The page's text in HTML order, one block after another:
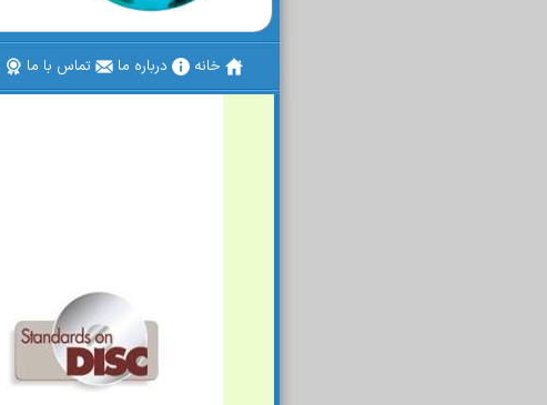
خانه درباره ما تماس با ما